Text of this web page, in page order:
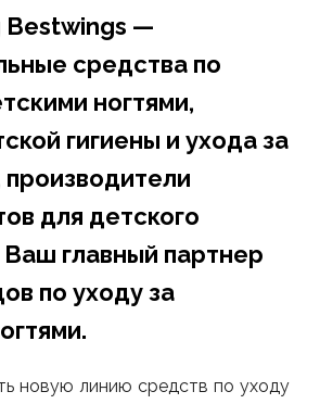
Bestwings —
средства по
ногтями,
гигиены и ухода за
для детского
главный партнер
по уходу за
новую линию средств по уходу